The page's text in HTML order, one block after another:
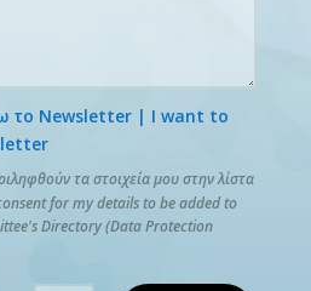
το Newsletter | I want to
τα στοιχεία μου στην λίστα
for my details to be added to
Directory (Data Protection